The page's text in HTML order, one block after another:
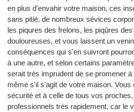
en plus d'envahir votre maison, ces
sans pitié, de nombreux sévices
les piqures des frelons, les piqûres
douloureuses, et vous laissent un
conséquences qui s'en suivront
à une autre, et selon certains
serait très imprudent de se promener
même s'il s'agit de votre maison.
sécurité et à celle de tous vos
professionnels très rapidement, car le